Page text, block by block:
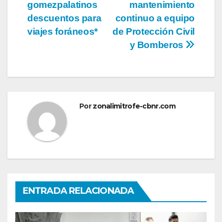
de
entradas
mantenimiento
continuo a equipo
de Protección Civil
y Bomberos
gomezpalatinos
descuentos para
viajes foráneos*
Porzonalimitrofe-cbnr.com
ENTRADA RELACIONADA